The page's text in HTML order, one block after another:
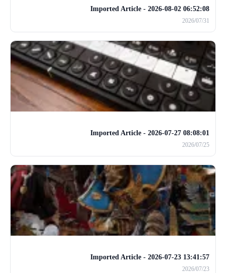
Imported Article - 2026-08-02 06:52:08
2026/07/31
Imported Article - 2026-07-27 08:08:01
2026/07/25
Imported Article - 2026-07-23 13:41:57
2026/07/23